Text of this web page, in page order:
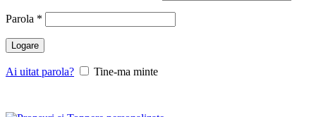
Parola *
Logare
Ai uitat parola? Tine-ma minte